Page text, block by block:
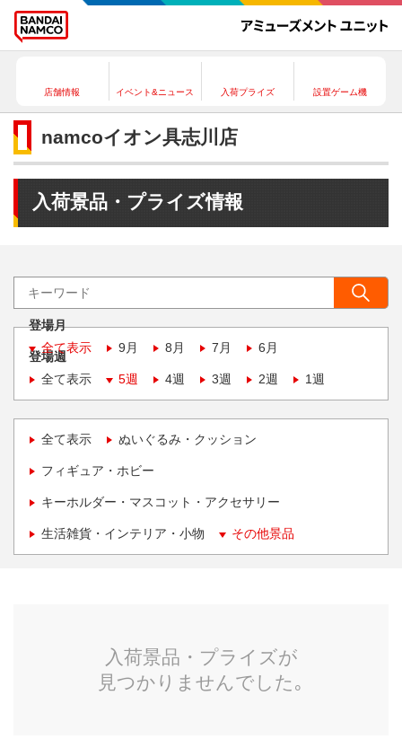
店舗情報 イベント&ニュース 入荷プライズ 設置ゲーム機
namcoイオン具志川店
入荷景品・プライズ情報
登場月
全て表示
9月 8月 7月 6月
登場週
全て表示
5週 4週 3週 2週 1週
全て表示 ぬいぐるみ・クッション
フィギュア・ホビー
キーホルダー・マスコット・アクセサリー
生活雑貨・インテリア・小物 その他景品